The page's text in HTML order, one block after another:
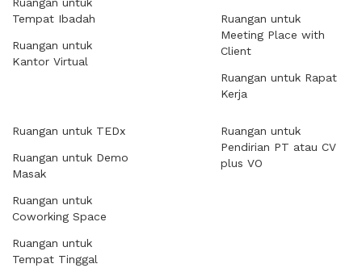
Tempat Ibadah
Ruangan untuk
Kantor Virtual
Ruangan untuk
Meeting Place with
Client
Ruangan untuk Rapat
Kerja
Ruangan untuk TEDx
Ruangan untuk Demo
Masak
Ruangan untuk
Coworking Space
Ruangan untuk
Tempat Tinggal
Ruangan untuk
Pendirian PT atau CV
plus VO